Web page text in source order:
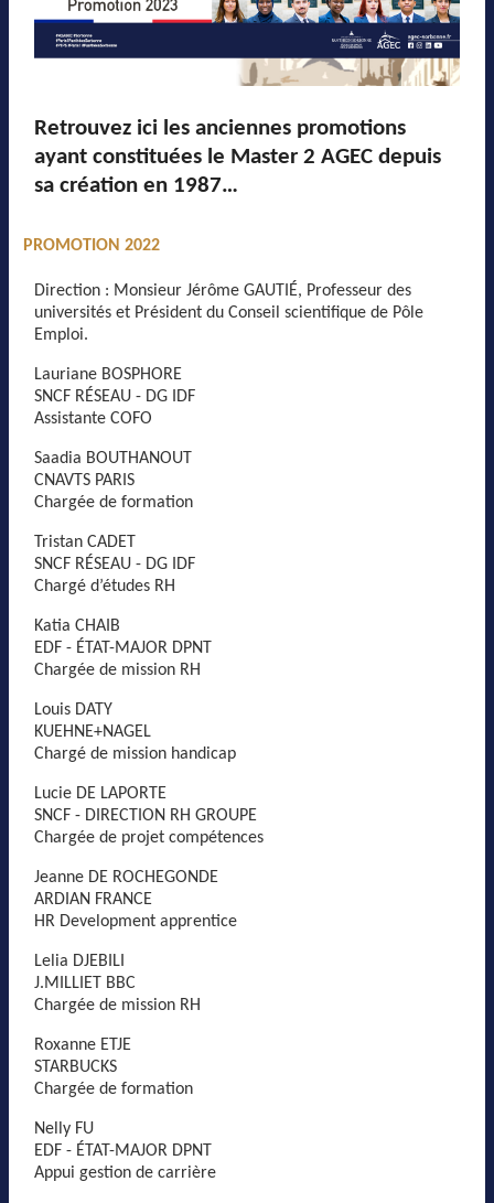
Retrouvez ici les anciennes promotions
ayant constituées le Master 2 AGEC depuis
sa création en 1987…
PROMOTION 2022
Direction : Monsieur Jérôme GAUTIÉ, Professeur des
universités et Président du Conseil scientifique de Pôle
Emploi.
Lauriane BOSPHORE
SNCF RÉSEAU - DG IDF
Assistante COFO
Saadia BOUTHANOUT
CNAVTS PARIS
Chargée de formation
Tristan CADET
SNCF RÉSEAU - DG IDF
Chargé d’études RH
Katia CHAIB
EDF - ÉTAT-MAJOR DPNT
Chargée de mission RH
Louis DATY
KUEHNE+NAGEL
Chargé de mission handicap
Lucie DE LAPORTE
SNCF - DIRECTION RH GROUPE
Chargée de projet compétences
Jeanne DE ROCHEGONDE
ARDIAN FRANCE
HR Development apprentice
Lelia DJEBILI
J.MILLIET BBC
Chargée de mission RH
Roxanne ETJE
STARBUCKS
Chargée de formation
Nelly FU
EDF - ÉTAT-MAJOR DPNT
Appui gestion de carrière